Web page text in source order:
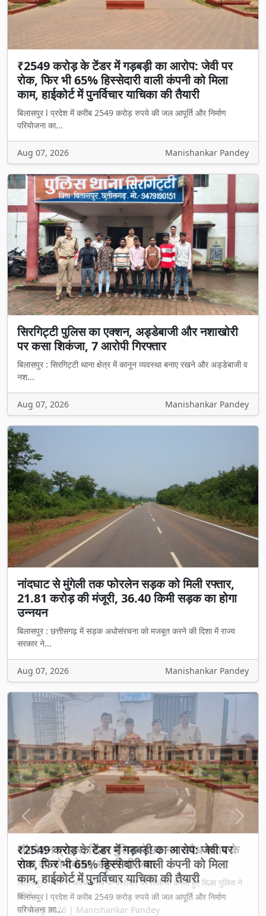
₹2549 करोड़ के टेंडर में गड़बड़ी का आरोप: जेवी पर
रोक, फिर भी 65% हिस्सेदारी वाली कंपनी को मिला
काम, हाईकोर्ट में पुनर्विचार याचिका की तैयारी
बिलासपुर l प्रदेश में करीब 2549 करोड़ रुपये की जल आपूर्ति और निर्माण
परियोजना का...
Aug 07, 2026 Manishankar Pandey
सिरगिट्टी पुलिस का एक्शन, अड्डेबाजी और नशाखोरी
पर कसा शिकंजा, 7 आरोपी गिरफ्तार
बिलासपुर : सिरगिट्टी थाना क्षेत्र में कानून व्यवस्था बनाए रखने और अड्डेबाजी व
नश...
Aug 07, 2026 Manishankar Pandey
नांदघाट से मुंगेली तक फोरलेन सड़क को मिली रफ्तार,
21.81 करोड़ की मंजूरी, 36.40 किमी सड़क का होगा
उन्नयन
बिलासपुर : छत्तीसगढ़ में सड़क अधोसंरचना को मजबूत करने की दिशा में राज्य
सरकार ने...
Aug 07, 2026 Manishankar Pandey
₹2549 करोड़ के टेंडर में गड़बड़ी का आरोप: जेवी पर
रोक, फिर भी 65% हिस्सेदारी वाली कंपनी को मिला
काम, हाईकोर्ट में पुनर्विचार याचिका की तैयारी
बिलासपुर l प्रदेश में करीब 2549 करोड़ रुपये की जल आपूर्ति और निर्माण
परियोजना का...
Previous Next